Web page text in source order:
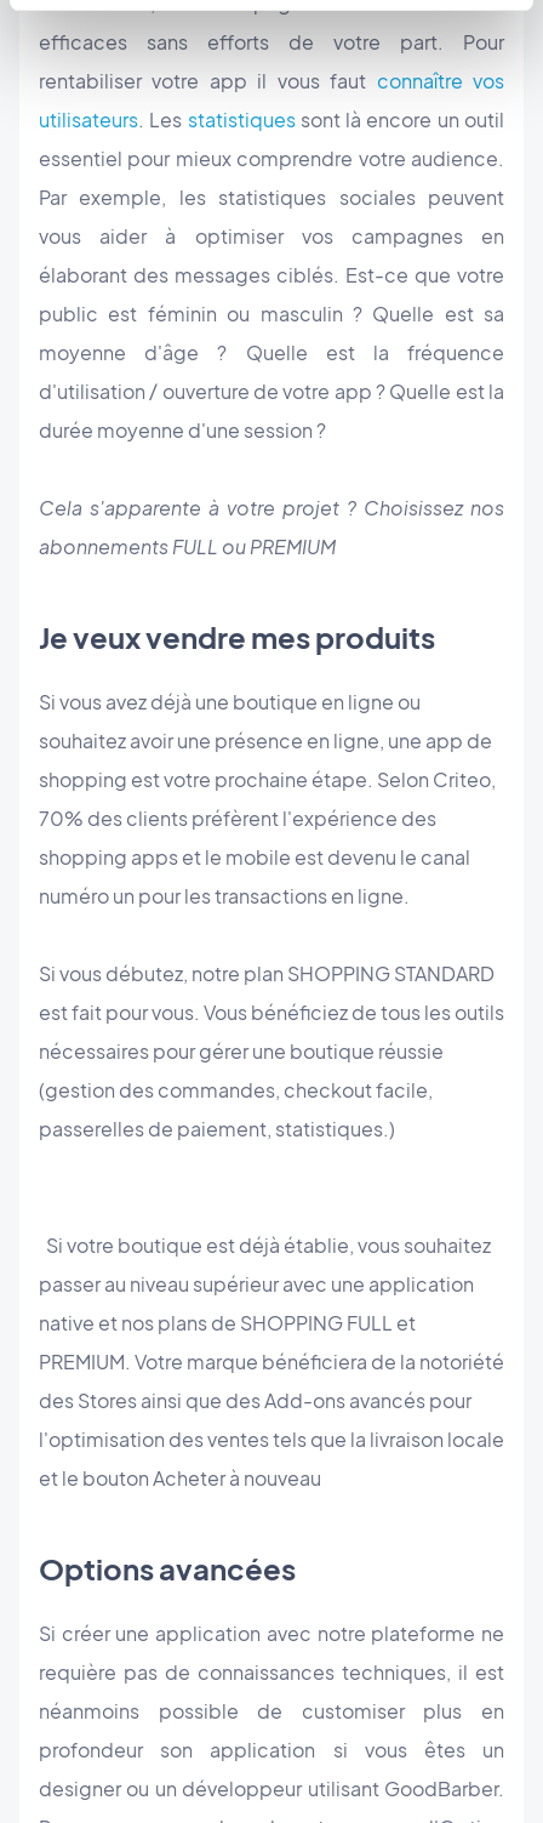
efficaces sans efforts de votre part. Pour
rentabiliser votre app il vous faut connaître vos
utilisateurs. Les statistiquessont là encore un outil
essentiel pour mieux comprendre votre audience.
Par exemple, les statistiques sociales peuvent
vous aider à optimiser vos campagnes en
élaborant des messages ciblés. Est-ce que votre
public est féminin ou masculin ? Quelle est sa
moyenne d'âge ? Quelle est la fréquence
d'utilisation / ouverture de votre app ? Quelle est la
durée moyenne d'une session ?
Cela s'apparente à votre projet ? Choisissez nos
abonnements FULL ou PREMIUM
Je veux vendre mes produits
Si vous avez déjà une boutique en ligne ou
souhaitez avoir une présence en ligne, une app de
shopping est votre prochaine étape. Selon Criteo,
70% des clients préfèrent l'expérience des
shopping apps et le mobile est devenu le canal
numéro un pour les transactions en ligne.
Si vous débutez, notre plan SHOPPING STANDARD
est fait pour vous. Vous bénéficiez de tous les outils
nécessaires pour gérer une boutique réussie
(gestion des commandes, checkout facile,
passerelles de paiement, statistiques.)
Si votre boutique est déjà établie, vous souhaitez
passer au niveau supérieur avec une application
native et nos plans de SHOPPING FULL et
PREMIUM. Votre marque bénéficiera de la notoriété
des Stores ainsi que des Add-ons avancés pour
l'optimisation des ventes tels que la livraison locale
et le bouton Acheter à nouveau
Options avancées
Si créer une application avec notre plateforme ne
requière pas de connaissances techniques, il est
néanmoins possible de customiser plus en
profondeur son application si vous êtes un
designer ou un développeur utilisant GoodBarber.